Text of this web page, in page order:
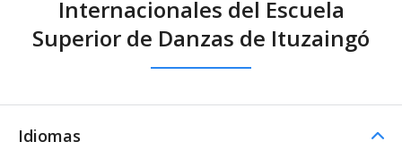
Internacionales del Escuela
Superior de Danzas de Ituzaingó
Idiomas